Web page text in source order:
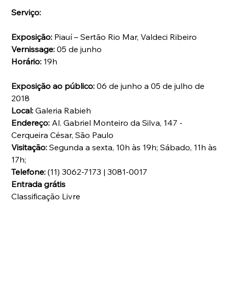
Serviço:
Exposição: Piauí – Sertão Rio Mar, Valdeci Ribeiro
Vernissage: 05 de junho
Horário: 19h
Exposição ao público: 06 de junho a 05 de julho de
2018
Local: Galeria Rabieh
Endereço: Al. Gabriel Monteiro da Silva, 147 -
Cerqueira César, São Paulo
Visitação: Segunda a sexta, 10h às 19h; Sábado, 11h às
17h;
Telefone: (11) 3062-7173 | 3081-0017
Entrada grátis
Classificação Livre